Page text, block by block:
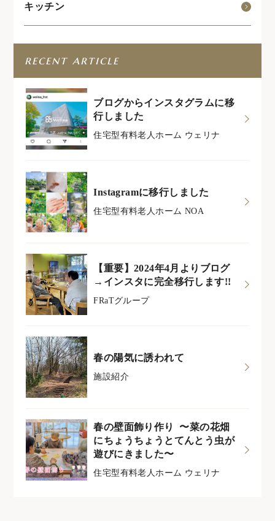
キッチン
recent article
ブログからインスタグラムに移
行しました
住宅型有料老人ホーム ウェリナ
Instagramに移行しました
住宅型有料老人ホーム NOA
【重要】2024年4月よりブログ
→インスタに完全移行します!!
FRaTグループ
春の陽気に誘われて
施設紹介
春の壁面飾り作り 〜菜の花畑
にちょうちょうとてんとう虫が
遊びにきました〜
住宅型有料老人ホーム ウェリナ